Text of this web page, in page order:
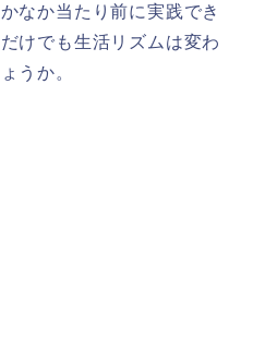
なか当たり前に実践でき
けでも生活リズムは変わ
うか。